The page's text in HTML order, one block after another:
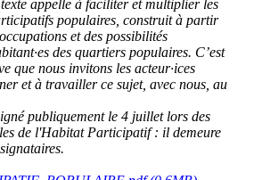
appelle à faciliter et multiplier les
populaires, construit à partir
et des possibilités
des quartiers populaires. C’est
que nous invitons les acteur·ices
et à travailler ce sujet, avec nous, au
publiquement le 4 juillet lors des
de l'Habitat Participatif : il demeure